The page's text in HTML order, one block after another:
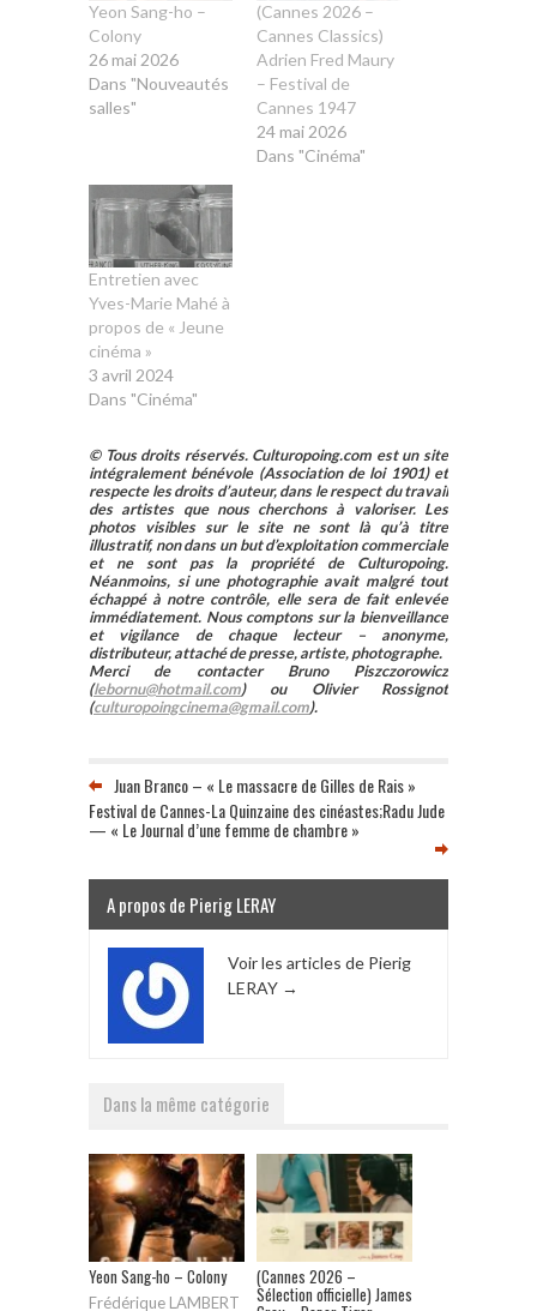
Yeon Sang-ho –
Colony
26 mai 2026
Dans "Nouveautés
salles"
(Cannes 2026 –
Cannes Classics)
Adrien Fred Maury
– Festival de
Cannes 1947
24 mai 2026
Dans "Cinéma"
Entretien avec
Yves-Marie Mahé à
propos de « Jeune
cinéma »
3 avril 2024
Dans "Cinéma"
© Tous droits réservés. Culturopoing.com est un site
intégralement bénévole (Association de loi 1901) et
respecte les droits d’auteur, dans le respect du travail
des artistes que nous cherchons à valoriser. Les
photos visibles sur le site ne sont là qu’à titre
illustratif, non dans un but d’exploitation commerciale
et ne sont pas la propriété de Culturopoing.
Néanmoins, si une photographie avait malgré tout
échappé à notre contrôle, elle sera de fait enlevée
immédiatement. Nous comptons sur la bienveillance
et vigilance de chaque lecteur – anonyme,
distributeur, attaché de presse, artiste, photographe.
Merci de contacter Bruno Piszczorowicz
(lebornu@hotmail.com) ou Olivier Rossignot
(culturopoingcinema@gmail.com).
Juan Branco – « Le massacre de Gilles de Rais »
Festival de Cannes-La Quinzaine des cinéastes;Radu Jude
— « Le Journal d’une femme de chambre »
A propos de Pierig LERAY
Voir les articles de Pierig
LERAY →
Dans la même catégorie
Yeon Sang-ho – Colony
Frédérique LAMBERT
(Cannes 2026 –
Sélection officielle) James